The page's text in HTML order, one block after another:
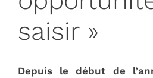
saisir »
Depuis le début de